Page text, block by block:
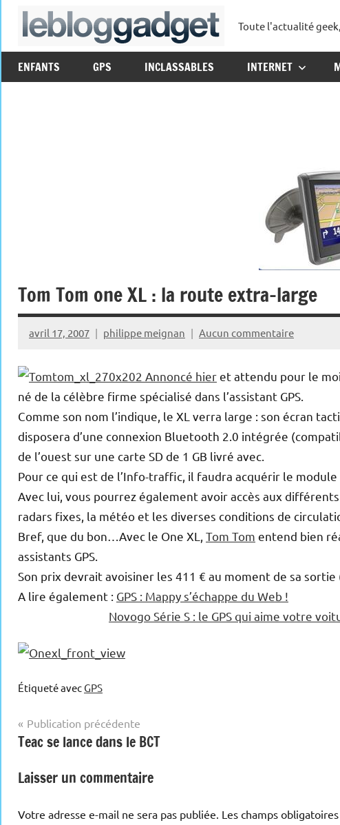
Aller
Toute l'actualité
ENFANTS GPS INCLASSABLES INTERNET
Tom Tom one XL : la route extra-large
avril 17, 2007 philippe meignan Aucun commentaire
Annoncé hieret attendu pour le
né de la célèbre firme spécialisé dans l’assistant GPS.
Comme son nom l’indique, le XL verra large : son écran
disposera d’une connexion Bluetooth 2.0 intégrée
de l’ouest sur une carte SD de 1 GB livré avec.
Pour ce qui est de l’Info-traffic, il faudra acquérir le
Avec lui, vous pourrez également avoir accès aux
radars fixes, la météo et les diverses conditions de
Bref, que du bon…Avec le One XL, Tom Tom entend bien
assistants GPS.
Son prix devrait avoisiner les 411 € au moment de sa sortie
A lire également : GPS : Mappy s’échappe du Web !
Novogo Série S : le GPS qui aime votre
Étiqueté avec GPS
Navigation
de
l’article
Publication précédente
Teac se lance dans le BCT
Laisser un commentaire
Votre adresse e-mail ne sera pas publiée. Les champs